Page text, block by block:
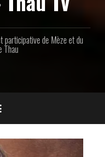
participative de Mèze et du
Thau